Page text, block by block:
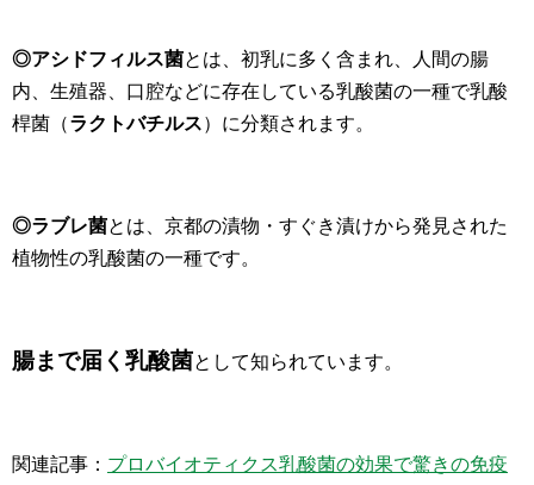
◎アシドフィルス菌とは、初乳に多く含まれ、人間の腸
内、生殖器、口腔などに存在している乳酸菌の一種で乳酸
桿菌（ラクトバチルス）に分類されます。
◎ラブレ菌とは、京都の漬物・すぐき漬けから発見された
植物性の乳酸菌の一種です。
腸まで届く乳酸菌として知られています。
関連記事： プロバイオティクス乳酸菌の効果で驚きの免疫